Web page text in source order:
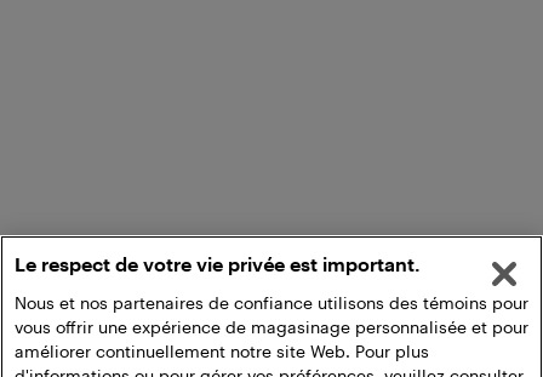
Le respect de votre vie privée est important.
Nous et nos partenaires de confiance utilisons des témoins pour
vous offrir une expérience de magasinage personnalisée et pour
améliorer continuellement notre site Web. Pour plus